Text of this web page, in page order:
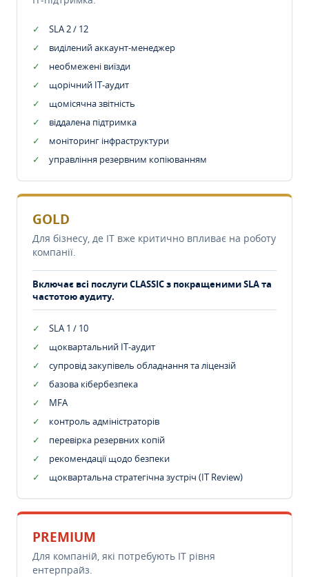
SLA 2 / 12
виділений аккаунт-менеджер
необмежені виїзди
щорічний IT-аудит
щомісячна звітність
віддалена підтримка
моніторинг інфраструктури
управління резервним копіюванням
GOLD
Для бізнесу, де IT вже критично впливає на роботу
компанії.
Включає всі послуги CLASSIC з покращеними SLA та
частотою аудиту.
SLA 1 / 10
щоквартальний IT-аудит
супровід закупівель обладнання та ліцензій
базова кібербезпека
MFA
контроль адміністраторів
перевірка резервних копій
рекомендації щодо безпеки
щоквартальна стратегічна зустріч (IT Review)
PREMIUM
Для компаній, які потребують ІТ рівня
ентерпрайз.